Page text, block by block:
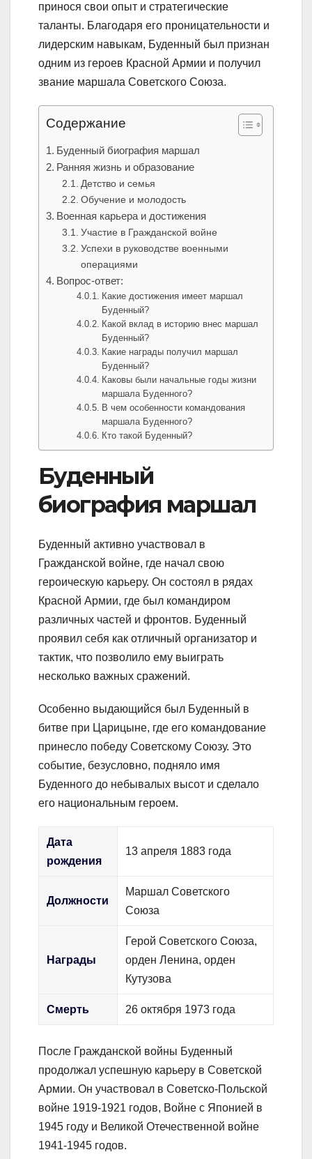
принося свои опыт и стратегические
таланты. Благодаря его проницательности и
лидерским навыкам, Буденный был признан
одним из героев Красной Армии и получил
звание маршала Советского Союза.
Содержание
Буденный биография маршал
Ранняя жизнь и образование
Детство и семья
Обучение и молодость
Военная карьера и достижения
Участие в Гражданской войне
Успехи в руководстве военными
операциями
Вопрос-ответ:
Какие достижения имеет маршал
Буденный?
Какой вклад в историю внес маршал
Буденный?
Какие награды получил маршал
Буденный?
Каковы были начальные годы жизни
маршала Буденного?
В чем особенности командования
маршала Буденного?
Кто такой Буденный?
Буденный
биография маршал
Буденный активно участвовал в
Гражданской войне, где начал свою
героическую карьеру. Он состоял в рядах
Красной Армии, где был командиром
различных частей и фронтов. Буденный
проявил себя как отличный организатор и
тактик, что позволило ему выиграть
несколько важных сражений.
Особенно выдающийся был Буденный в
битве при Царицыне, где его командование
принесло победу Советскому Союзу. Это
событие, безусловно, подняло имя
Буденного до небывалых высот и сделало
его национальным героем.
Дата
рождения
13 апреля 1883 года
Должности
Маршал Советского
Союза
Награды
Герой Советского Союза,
орден Ленина, орден
Кутузова
Смерть 26 октября 1973 года
После Гражданской войны Буденный
продолжал успешную карьеру в Советской
Армии. Он участвовал в Советско-Польской
войне 1919-1921 годов, Войне с Японией в
1945 году и Великой Отечественной войне
1941-1945 годов.